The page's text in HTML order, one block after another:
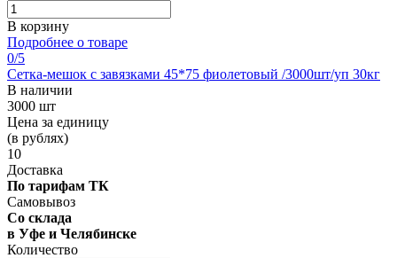
В корзину
Подробнее о товаре
0/5
Сетка-мешок с завязками 45*75 фиолетовый /3000шт/уп 30кг
В наличии
3000 шт
Цена за единицу
(в рублях)
10
Доставка
По тарифам ТК
Самовывоз
Со склада
в Уфе и Челябинске
Количество